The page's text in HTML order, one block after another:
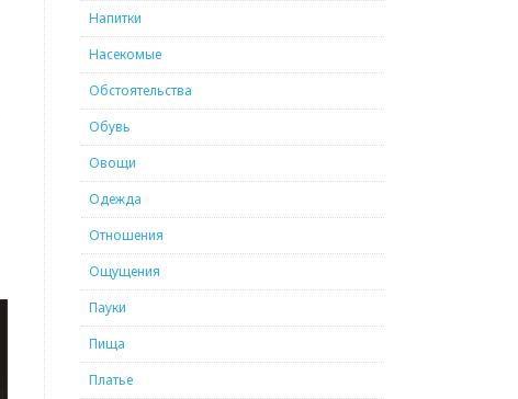
Напитки
Насекомые
Обстоятельства
Обувь
Овощи
Одежда
Отношения
Ощущения
Пауки
Пища
Платье